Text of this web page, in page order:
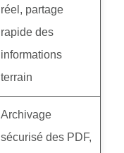
réel, partage
rapide des
informations
terrain
Archivage
sécurisé des PDF,